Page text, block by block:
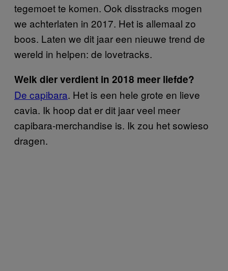
tegemoet te komen. Ook disstracks mogen
we achterlaten in 2017. Het is allemaal zo
boos. Laten we dit jaar een nieuwe trend de
wereld in helpen: de lovetracks.
Welk dier verdient in 2018 meer liefde?
De capibara. Het is een hele grote en lieve
cavia. Ik hoop dat er dit jaar veel meer
capibara-merchandise is. Ik zou het sowieso
dragen.